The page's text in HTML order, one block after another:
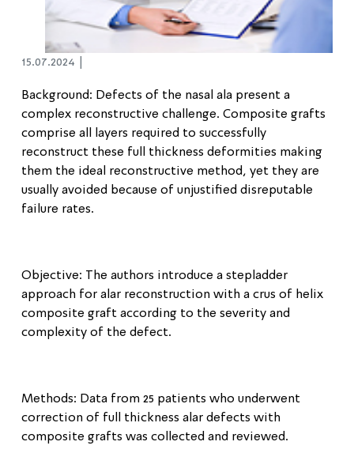
15.07.2024 |
Background: Defects of the nasal ala present a
complex reconstructive challenge. Composite grafts
comprise all layers required to successfully
reconstruct these full thickness deformities making
them the ideal reconstructive method, yet they are
usually avoided because of unjustified disreputable
failure rates.
Objective: The authors introduce a stepladder
approach for alar reconstruction with a crus of helix
composite graft according to the severity and
complexity of the defect.
Methods: Data from 25 patients who underwent
correction of full thickness alar defects with
composite grafts was collected and reviewed.